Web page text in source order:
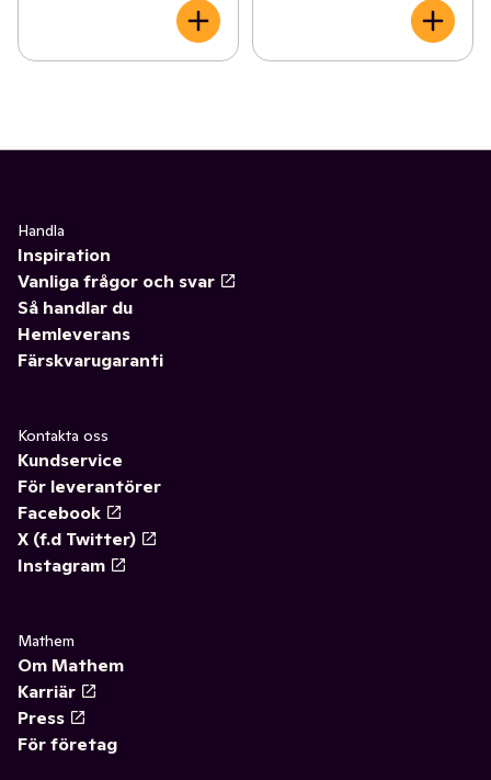
Handla
Inspiration
Vanliga frågor och svar
Så handlar du
Hemleverans
Färskvarugaranti
Kontakta oss
Kundservice
För leverantörer
Facebook
X (f.d Twitter)
Instagram
Mathem
Om Mathem
Karriär
Press
För företag